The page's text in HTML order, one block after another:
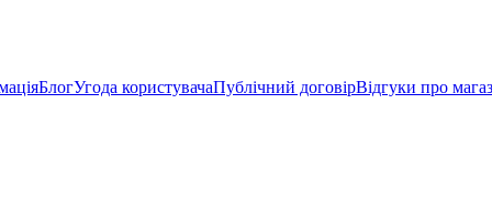
БлогУгода користувачаПублічний договірВідгуки про